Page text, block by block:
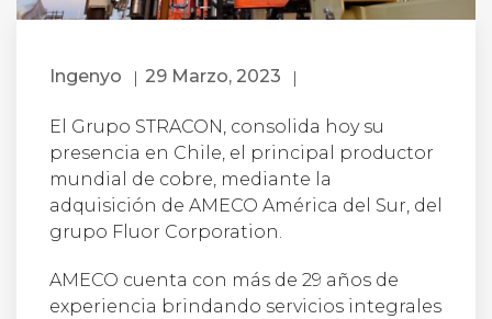
Ingenyo 29 Marzo, 2023
El Grupo STRACON, consolida hoy su
presencia en Chile, el principal productor
mundial de cobre, mediante la
adquisición de AMECO América del Sur, del
grupo Fluor Corporation.
AMECO cuenta con más de 29 años de
experiencia brindando servicios integrales